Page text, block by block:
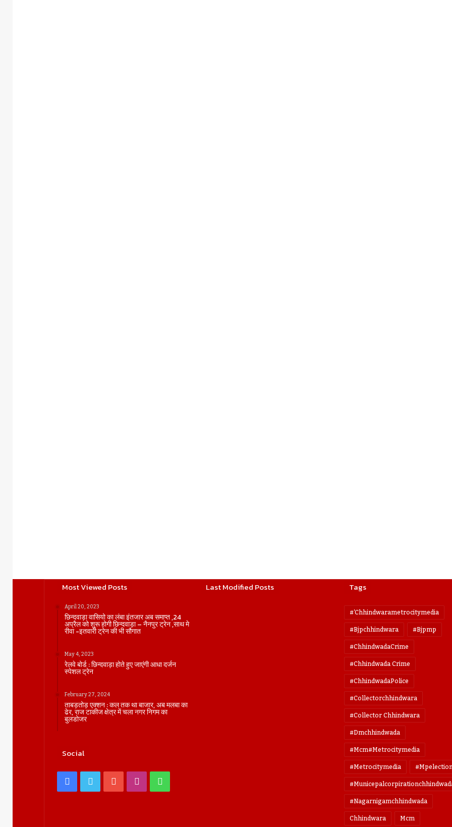
Most Viewed Posts
April 20, 2023
छिन्दवाड़ा वासियो का लंबा इंतजार अब समाप्त ,24
अप्रैल को शुरू होगी छिन्दवाड़ा – नैनपुर ट्रेन ,साथ मे
रीवा -इतवारी ट्रेन की भी सौगात
May 4, 2023
रेलवे बोर्ड : छिन्दवाड़ा होते हुए जाएंगी आधा दर्जन
स्पेशल ट्रेन
February 27, 2024
ताबड़तोड़ एक्शन : कल तक था बाजार, अब मलबा का
ढेर, राज टाकीज क्षेत्र में चला नगर निगम का
बुलडोजर
Social
Facebook
Twitter YouTubeInstagram
Last Modified Posts Tags
#'chhindwarametrocitymedia
#bjpchhindwara
#bjpmp
#ChhindwadaCrime
#Chhindwada Crime
#ChhindwadaPolice
#collectorchhindwara
#collector Chhindwara
#dmchhindwada
#mcm#metrocitymedia
#metrocitymedia
#nagarnigamchhindwada
Chhindwara
Mcm